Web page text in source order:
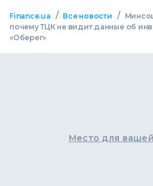
Finance.ua / Все новости /
почему ТЦК не видит данные об
«Оберег»
Место для